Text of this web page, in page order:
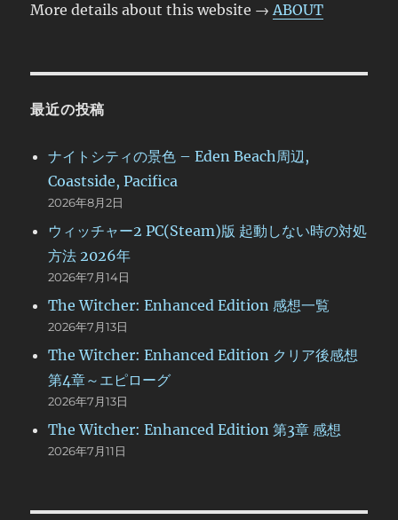
More details about this website →ABOUT
最近の投稿
ナイトシティの景色 – Eden Beach周辺,
Coastside, Pacifica
2026年8月2日
ウィッチャー2 PC(Steam)版 起動しない時の対処
方法 2026年
2026年7月14日
The Witcher: Enhanced Edition 感想一覧
2026年7月13日
The Witcher: Enhanced Edition クリア後感想
第4章～エピローグ
2026年7月13日
The Witcher: Enhanced Edition 第3章 感想
2026年7月11日